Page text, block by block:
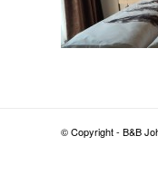
© Copyright - B&B